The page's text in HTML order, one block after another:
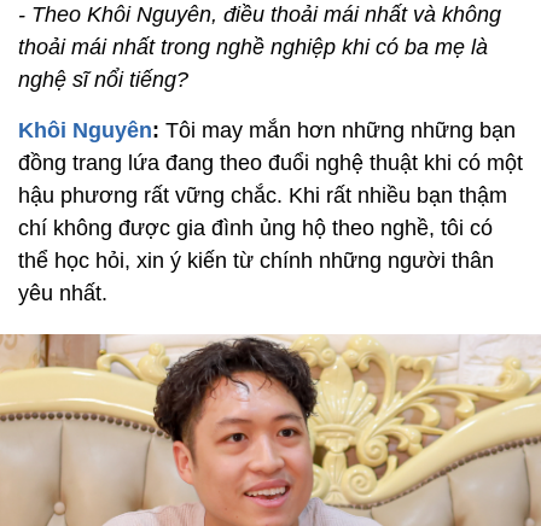
- Theo Khôi Nguyên, điều thoải mái nhất và không
thoải mái nhất trong nghề nghiệp khi có ba mẹ là
nghệ sĩ nổi tiếng?
Khôi Nguyên: Tôi may mắn hơn những những bạn
đồng trang lứa đang theo đuổi nghệ thuật khi có một
hậu phương rất vững chắc. Khi rất nhiều bạn thậm
chí không được gia đình ủng hộ theo nghề, tôi có
thể học hỏi, xin ý kiến từ chính những người thân
yêu nhất.